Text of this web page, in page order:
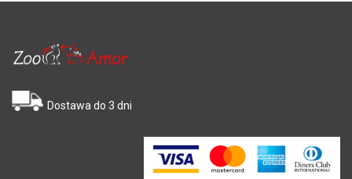
Dostawa do 3 dni